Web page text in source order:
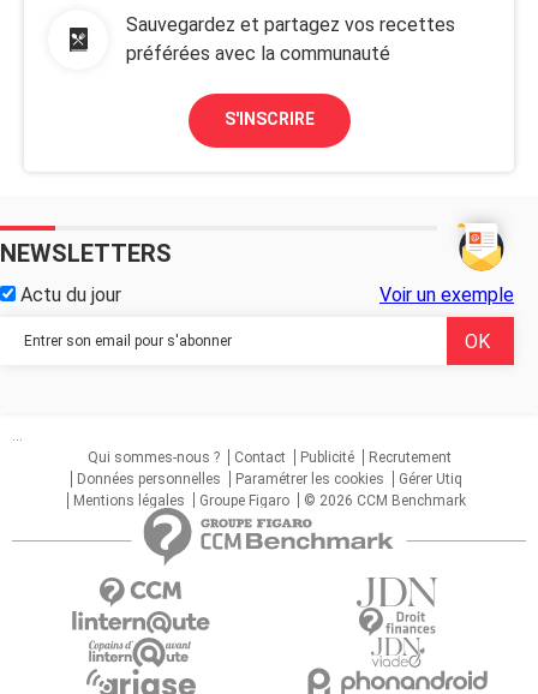
Sauvegardez et partagez vos recettes
préférées avec la communauté
S'INSCRIRE
NEWSLETTERS
Actu du jour Voir un exemple
...
Qui sommes-nous ?
Contact Publicité
Recrutement
Données personnelles
Paramétrer les cookies
Gérer Utiq
Mentions légales
Groupe Figaro © 2026 CCM Benchmark